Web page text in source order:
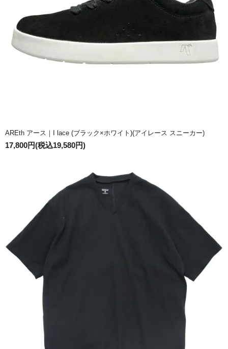
AREth アース｜I lace (ブラック×ホワイト)(アイレース スニーカー)
17,800円(税込19,580円)